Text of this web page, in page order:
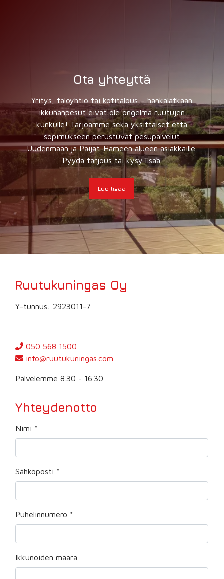
Ota yhteyttä
Yritys, taloyhtiö tai kotitalous – hankalatkaan
ikkunanpesut eivät ole ongelma ruutujen
kunkulle! Tarjoamme sekä yksittäiset että
sopimukseen perustuvat pesupalvelut
Uudenmaan ja Päijät-Hämeen alueen asiakkaille.
Pyydä tarjous tai kysy lisää.
Lue lisää
Ruutukuningas Oy
Y-tunnus: 2923011-7
050 568 1500
info@ruutukuningas.com
Palvelemme 8.30 - 16.30
Yhteydenotto
Nimi *
Sähköposti *
Puhelinnumero *
Ikkunoiden määrä